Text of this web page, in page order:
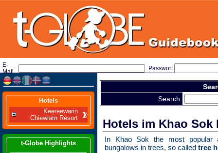
E-
Mail
Passwort
Hotels
Keereewarin
Chiewlarn Resort
t-Globe Highlights
Search
Hotels im Khao Sok
In Khao Sok the most popular
bungalows in trees, so called tree